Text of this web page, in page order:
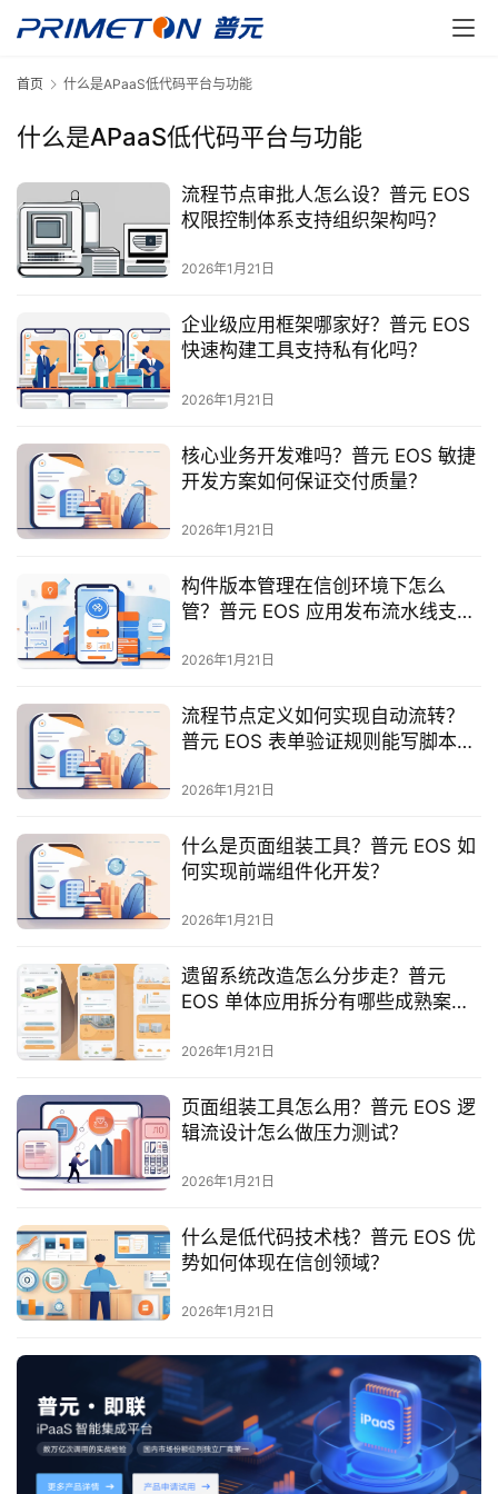
最
新
动
产
品
解
决
方
案
生
态
与
合
服
务
与
了
普
元
联
们
首页 什么是APaaS低代码平台与功能
什么是APaaS低代码平台与功能
流程节点审批人怎么设？普元 EOS
权限控制体系支持组织架构吗？
2026年1月21日
企业级应用框架哪家好？普元 EOS
快速构建工具支持私有化吗？
2026年1月21日
核心业务开发难吗？普元 EOS 敏捷
开发方案如何保证交付质量？
2026年1月21日
构件版本管理在信创环境下怎么
管？普元 EOS 应用发布流水线支持
2026年1月21日
流程节点定义如何实现自动流转？
普元 EOS 表单验证规则能写脚本
2026年1月21日
什么是页面组装工具？普元 EOS 如
何实现前端组件化开发？
2026年1月21日
遗留系统改造怎么分步走？普元
EOS 单体应用拆分有哪些成熟案
2026年1月21日
页面组装工具怎么用？普元 EOS 逻
辑流设计怎么做压力测试？
2026年1月21日
什么是低代码技术栈？普元 EOS 优
势如何体现在信创领域？
2026年1月21日